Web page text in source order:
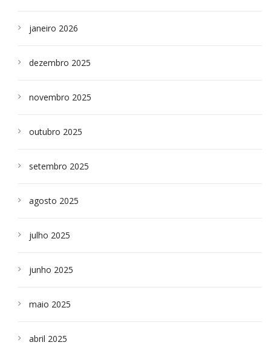
janeiro 2026
dezembro 2025
novembro 2025
outubro 2025
setembro 2025
agosto 2025
julho 2025
junho 2025
maio 2025
abril 2025